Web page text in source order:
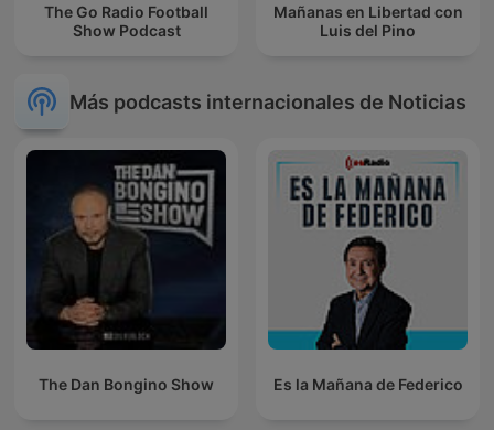
The Go Radio Football
Show Podcast
Mañanas en Libertad con
Luis del Pino
Más podcasts internacionales de Noticias
The Dan Bongino Show Es la Mañana de Federico